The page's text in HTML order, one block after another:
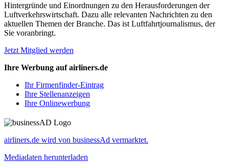
Hintergründe und Einordnungen zu den Herausforderungen der
Luftverkehrswirtschaft. Dazu alle relevanten Nachrichten zu den
aktuellen Themen der Branche. Das ist Luftfahrtjournalismus, der
Sie voranbringt.
Jetzt Mitglied werden
Ihre Werbung auf airliners.de
Ihr Firmenfinder-Eintrag
Ihre Stellenanzeigen
Ihre Onlinewerbung
airliners.de wird von businessAd vermarktet.
Mediadaten herunterladen